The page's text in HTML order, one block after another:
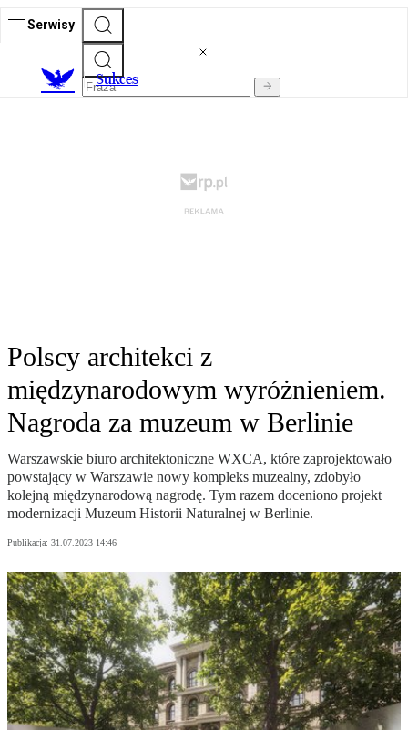
Serwisy
Sukces
Polscy architekci z
międzynarodowym wyróżnieniem.
Nagroda za muzeum w Berlinie
Warszawskie biuro architektoniczne WXCA, które zaprojektowało
powstający w Warszawie nowy kompleks muzealny, zdobyło
kolejną międzynarodową nagrodę. Tym razem doceniono projekt
modernizacji Muzeum Historii Naturalnej w Berlinie.
Publikacja: 31.07.2023 14:46